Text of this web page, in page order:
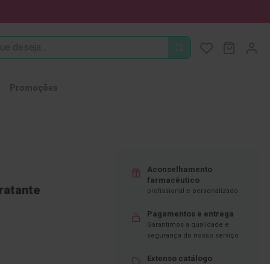
PROCURA
Promoções
Aconselhamento
farmacêutico
profissional e personalizado.
Pagamentos e entrega
Garantimos a qualidade e
segurança do nosso serviço
Extenso catálogo